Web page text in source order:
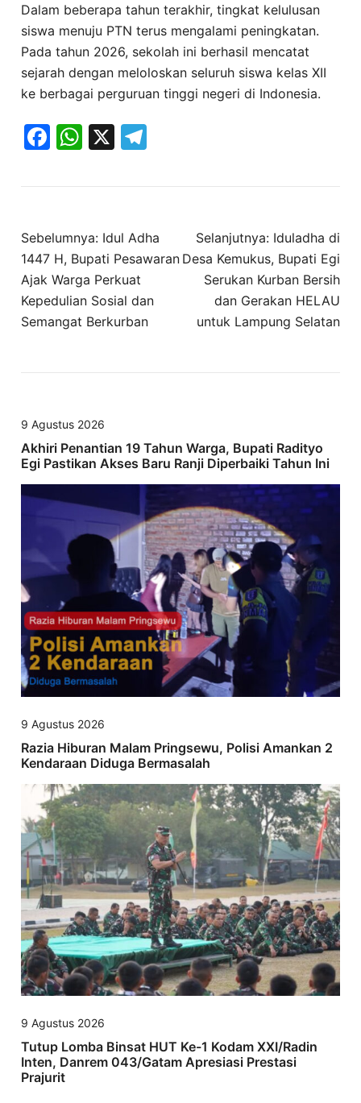
Dalam beberapa tahun terakhir, tingkat kelulusan
siswa menuju PTN terus mengalami peningkatan.
Pada tahun 2026, sekolah ini berhasil mencatat
sejarah dengan meloloskan seluruh siswa kelas XII
ke berbagai perguruan tinggi negeri di Indonesia.
Facebook
WhatsApp
X
Navigasi
pos
Sebelumnya: Idul Adha
1447 H, Bupati Pesawaran
Ajak Warga Perkuat
Kepedulian Sosial dan
Semangat Berkurban
Selanjutnya: Iduladha di
Desa Kemukus, Bupati Egi
Serukan Kurban Bersih
dan Gerakan HELAU
untuk Lampung Selatan
9 Agustus 2026
Akhiri Penantian 19 Tahun Warga, Bupati Radityo
Egi Pastikan Akses Baru Ranji Diperbaiki Tahun Ini
9 Agustus 2026
Razia Hiburan Malam Pringsewu, Polisi Amankan 2
Kendaraan Diduga Bermasalah
9 Agustus 2026
Tutup Lomba Binsat HUT Ke-1 Kodam XXI/Radin
Inten, Danrem 043/Gatam Apresiasi Prestasi
Prajurit